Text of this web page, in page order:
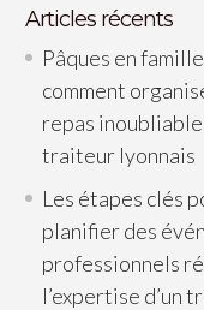
Articles récents
Pâques en
comment
repas inoubliable
traiteur lyonnais
Les étapes clés
planifier des
professionnels
l’expertise d’un